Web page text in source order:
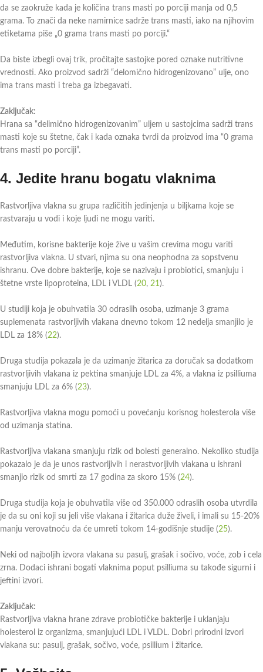
da se zaokruže kada je količina trans masti po porciji manja od 0,5
grama. To znači da neke namirnice sadrže trans masti, iako na njihovim
etiketama piše „0 grama trans masti po porciji.“
Da biste izbegli ovaj trik, pročitajte sastojke pored oznake nutritivne
vrednosti. Ako proizvod sadrži “delomično hidrogenizovano” ulje, ono
ima trans masti i treba ga izbegavati.
Zaključak:
Hrana sa “delimično hidrogenizovanim” uljem u sastojcima sadrži trans
masti koje su štetne, čak i kada oznaka tvrdi da proizvod ima “0 grama
trans masti po porciji”.
4. Jedite hranu bogatu vlaknima
Rastvorljiva vlakna su grupa različitih jedinjenja u biljkama koje se
rastvaraju u vodi i koje ljudi ne mogu variti.
Međutim, korisne bakterije koje žive u vašim crevima mogu variti
rastvorljiva vlakna. U stvari, njima su ona neophodna za sopstvenu
ishranu. Ove dobre bakterije, koje se nazivaju i probiotici, smanjuju i
štetne vrste lipoproteina, LDL i VLDL (20, 21 ).
U studiji koja je obuhvatila 30 odraslih osoba, uzimanje 3 grama
suplemenata rastvorljivih vlakana dnevno tokom 12 nedelja smanjilo je
LDL za 18% (22).
Druga studija pokazala je da uzimanje žitarica za doručak sa dodatkom
rastvorljivih vlakana iz pektina smanjuje LDL za 4%, a vlakna iz psilliuma
smanjuju LDL za 6% (23).
Rastvorljiva vlakna mogu pomoći u povećanju korisnog holesterola više
od uzimanja statina.
Rastvorljiva vlakana smanjuju rizik od bolesti generalno. Nekoliko studija
pokazalo je da je unos rastvorljivih i nerastvorljivih vlakana u ishrani
smanjio rizik od smrti za 17 godina za skoro 15% (24).
Druga studija koja je obuhvatila više od 350.000 odraslih osoba utvrdila
je da su oni koji su jeli više vlakana i žitarica duže živeli, i imali su 15-20%
manju verovatnoću da će umreti tokom 14-godišnje studije (25).
Neki od najboljih izvora vlakana su pasulj, grašak i sočivo, voće, zob i cela
zrna. Dodaci ishrani bogati vlaknima poput psilliuma su takođe sigurni i
jeftini izvori.
Zaključak:
Rastvorljiva vlakna hrane zdrave probiotičke bakterije i uklanjaju
holesterol iz organizma, smanjujući LDL i VLDL. Dobri prirodni izvori
vlakana su: pasulj, grašak, sočivo, voće, psillium i žitarice.